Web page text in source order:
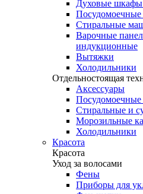
Духовые шкафы
Стиральные
Варочные
индукционные
Вытяжки
Холодильники
Отдельностоящая
Аксессуары
Стиральные и
Морозильные
Холодильники
Красота
Красота
Уход за волосами
Фены
Приборы для